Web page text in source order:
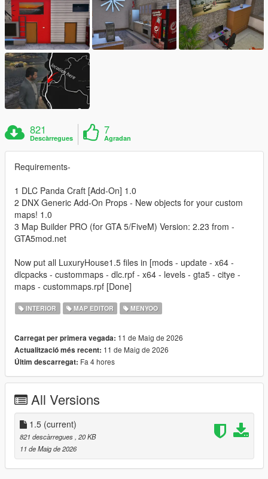
821
Descàrregues
7
Agradan
Requirements-
1 DLC Panda Craft [Add-On] 1.0
2 DNX Generic Add-On Props - New objects for your custom
maps! 1.0
3 Map Builder PRO (for GTA 5/FiveM) Version: 2.23 from -
GTA5mod.net
Now put all LuxuryHouse1.5 files in [mods - update - x64 -
dlcpacks - custommaps - dlc.rpf - x64 - levels - gta5 - citye -
maps - custommaps.rpf [Done]
INTERIOR MAP EDITOR MENYOO
Carregat per primera vegada: 11 de Maig de 2026
Actualització més recent: 11 de Maig de 2026
Últim descarregat: Fa 4 hores
All Versions
1.5 (current)
821 descàrregues , 20 KB
11 de Maig de 2026